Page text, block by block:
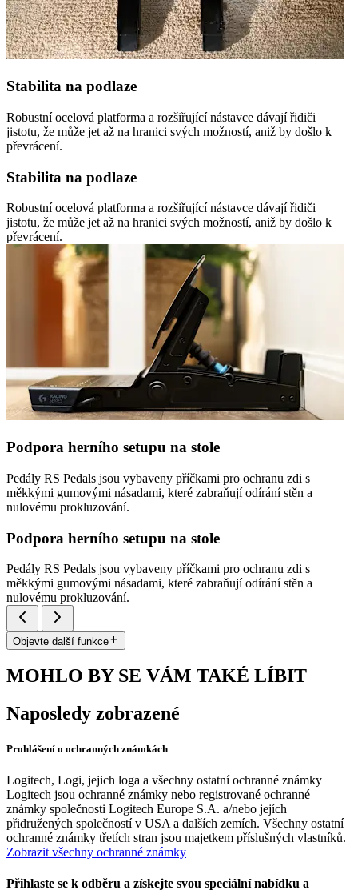
Stabilita na podlaze
Robustní ocelová platforma a rozšiřující nástavce dávají řidiči
jistotu, že může jet až na hranici svých možností, aniž by došlo k
převrácení.
Stabilita na podlaze
Robustní ocelová platforma a rozšiřující nástavce dávají řidiči
jistotu, že může jet až na hranici svých možností, aniž by došlo k
převrácení.
Podpora herního setupu na stole
Pedály RS Pedals jsou vybaveny příčkami pro ochranu zdi s
měkkými gumovými násadami, které zabraňují odírání stěn a
nulovému prokluzování.
Podpora herního setupu na stole
Pedály RS Pedals jsou vybaveny příčkami pro ochranu zdi s
měkkými gumovými násadami, které zabraňují odírání stěn a
nulovému prokluzování.
Objevte další funkce
MOHLO BY SE VÁM TAKÉ LÍBIT
Naposledy zobrazené
Prohlášení o ochranných známkách
Logitech, Logi, jejich loga a všechny ostatní ochranné známky
Logitech jsou ochranné známky nebo registrované ochranné
známky společnosti Logitech Europe S.A. a/nebo jejích
přidružených společností v USA a dalších zemích. Všechny ostatní
ochranné známky třetích stran jsou majetkem příslušných vlastníků.
Zobrazit všechny ochranné známky
Přihlaste se k odběru a získejte svou speciální nabídku a